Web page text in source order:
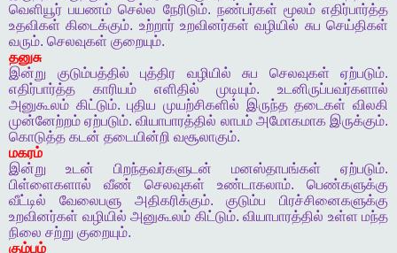
வெளியூர் பயணம் செல்ல நேரிடும். நண்பர்கள் மூலம் எதிர்பார்த்த
உதவிகள் கிடைக்கும். உற்றார் உறவினர்கள் வழியில் சுப செய்திகள்
வரும். செலவுகள் குறையும்.
தனுசு
இன்று
குடும்பத்தில் புத்திர வழியில் சுப செலவுகள் ஏற்படும்.
எதிர்பார்த்த
காரியம் எளிதில் முடியும். உடனிருப்பவர்களால்
அனுகூலம் கிட்டும்.புதிய முயற்சிகளில் இருந்த தடைகள் விலகி
முன்னேற்றம் ஏற்படும்.வியாபாரத்தில் லாபம் அமோகமாக இருக்கும்.
கொடுத்த கடன் தடையின்றி வசூலாகும்.
மகரம்
இன்று
உடன் பிறந்தவர்களுடன் மனஸ்தாபங்கள் ஏற்படும்.
பிள்ளைகளால்
வீண் செலவுகள் உண்டாகலாம். பெண்களுக்கு
வீட்டில்
வேலைபளு அதிகரிக்கும்.குடும்ப
பிரச்சினைகளுக்கு
உறவினர்கள் வழியில் அனுகூலம் கிட்டும். வியாபாரத்தில் உள்ள மந்த
நிலை சற்று குறையும்.
கும்பம்